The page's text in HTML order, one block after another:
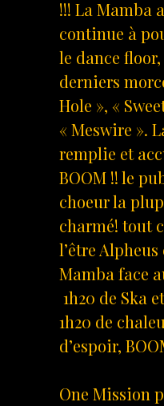
!!! La Mamba
continue à
le dance floor,
derniers
Hole », «
« Meswire ».
remplie et
BOOM !! le
choeur la
charmé! tout
l’être
Mamba face
1h20 de Ska
1h20 de
d’espoir,
One Mission